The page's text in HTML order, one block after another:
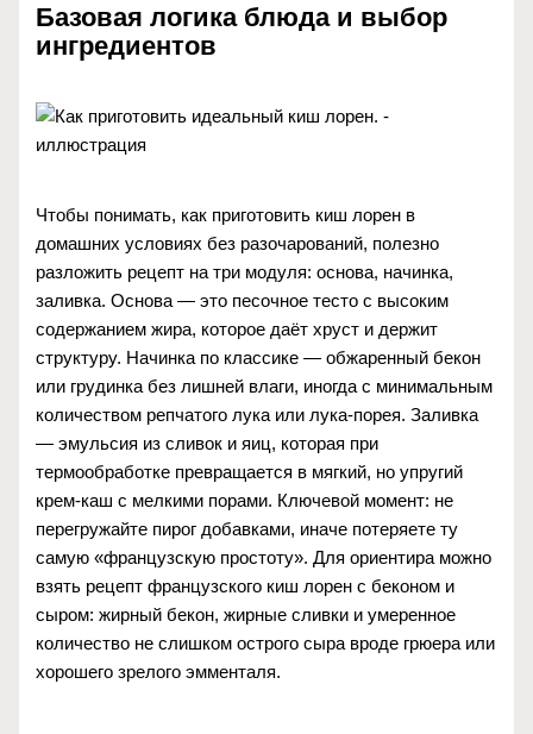
Базовая логика блюда и выбор
ингредиентов
Чтобы понимать, как приготовить киш лорен в
домашних условиях без разочарований, полезно
разложить рецепт на три модуля: основа, начинка,
заливка. Основа — это песочное тесто с высоким
содержанием жира, которое даёт хруст и держит
структуру. Начинка по классике — обжаренный бекон
или грудинка без лишней влаги, иногда с минимальным
количеством репчатого лука или лука-порея. Заливка
— эмульсия из сливок и яиц, которая при
термообработке превращается в мягкий, но упругий
крем-каш с мелкими порами. Ключевой момент: не
перегружайте пирог добавками, иначе потеряете ту
самую «французскую простоту». Для ориентира можно
взять рецепт французского киш лорен с беконом и
сыром: жирный бекон, жирные сливки и умеренное
количество не слишком острого сыра вроде грюера или
хорошего зрелого эмменталя.